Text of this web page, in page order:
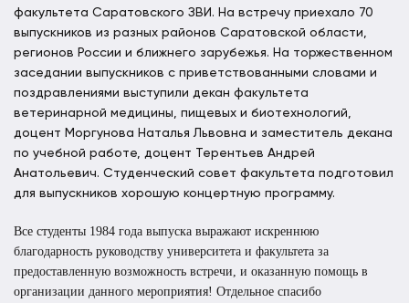
факультета Саратовского ЗВИ. На встречу приехало 70
выпускников из разных районов Саратовской области,
регионов России и ближнего зарубежья. На торжественном
заседании выпускников с приветствованными словами и
поздравлениями выступили декан факультета
ветеринарной медицины, пищевых и биотехнологий,
доцент Моргунова Наталья Львовна и заместитель декана
по учебной работе, доцент Терентьев Андрей
Анатольевич. Студенческий совет факультета подготовил
для выпускников хорошую концертную программу.
Все студенты 1984 года выпуска выражают искреннюю
благодарность руководству университета и факультета за
предоставленную возможность встречи, и оказанную помощь в
организации данного мероприятия! Отдельное спасибо